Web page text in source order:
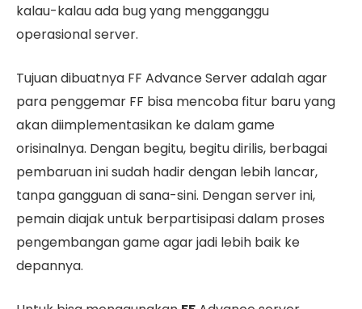
kalau-kalau ada bug yang mengganggu
operasional server.
Tujuan dibuatnya FF Advance Server adalah agar
para penggemar FF bisa mencoba fitur baru yang
akan diimplementasikan ke dalam game
orisinalnya. Dengan begitu, begitu dirilis, berbagai
pembaruan ini sudah hadir dengan lebih lancar,
tanpa gangguan di sana-sini. Dengan server ini,
pemain diajak untuk berpartisipasi dalam proses
pengembangan game agar jadi lebih baik ke
depannya.